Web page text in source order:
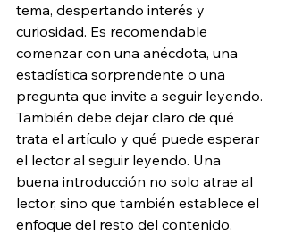
tema, despertando interés y
curiosidad. Es recomendable
comenzar con una anécdota, una
estadística sorprendente o una
pregunta que invite a seguir leyendo.
También debe dejar claro de qué
trata el artículo y qué puede esperar
el lector al seguir leyendo. Una
buena introducción no solo atrae al
lector, sino que también establece el
enfoque del resto del contenido.